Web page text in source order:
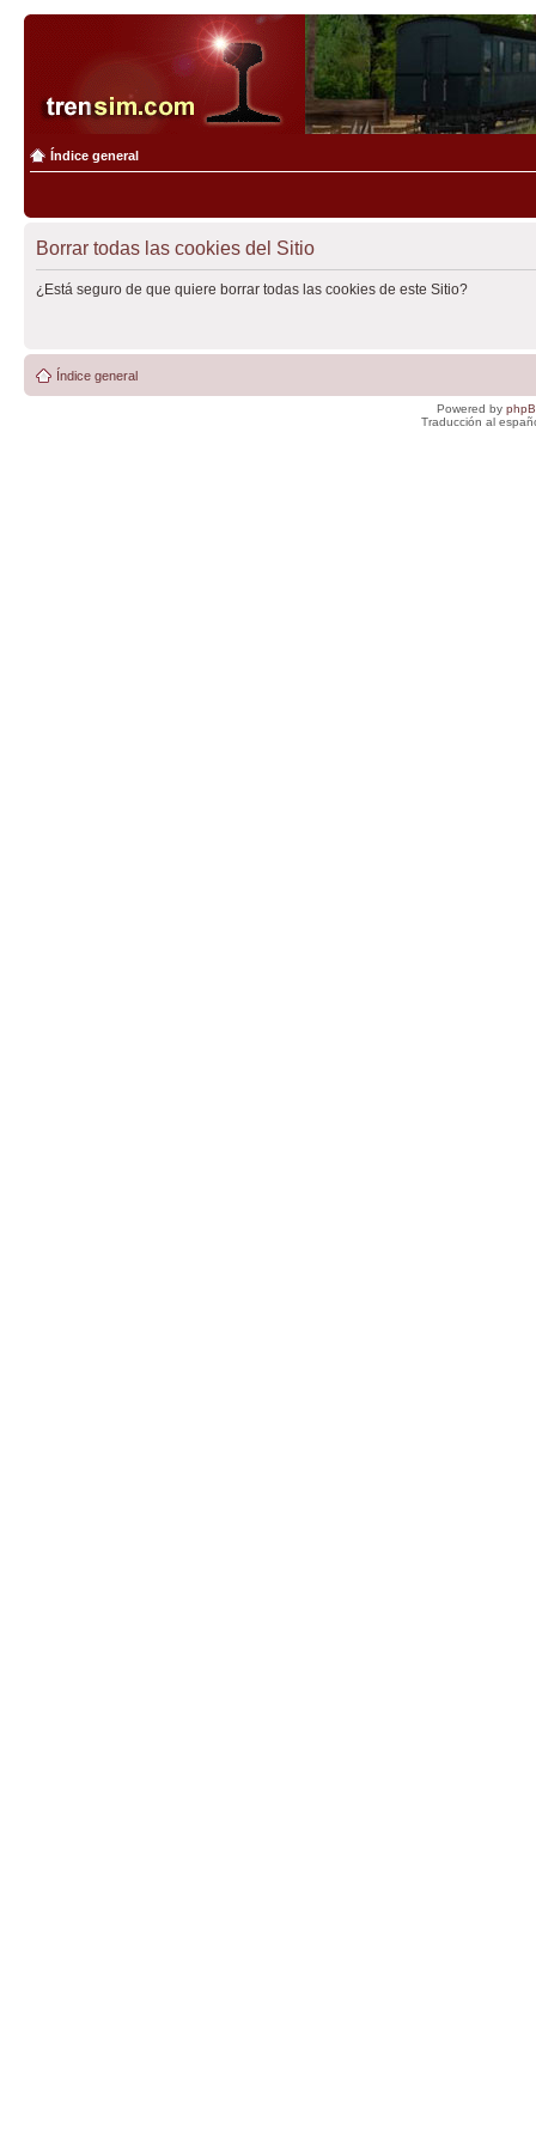
Índice general
Borrar todas las cookies del Sitio
¿Está seguro de que quiere borrar todas las cookies de este Sitio?
Índice general
Powered by
Traducción al